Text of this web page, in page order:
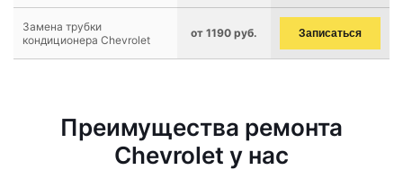
Замена трубки
кондиционера Chevrolet
от 1190 руб. Записаться
Преимущества ремонта
Chevrolet у нас